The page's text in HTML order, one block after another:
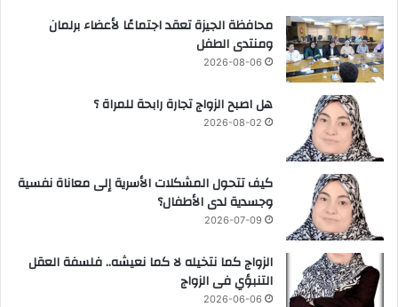
محافظة الجيزة تعقد اجتماعًا لأعضاء برلمان
ومنتدى الطفل
2026-08-06
هل اصبح الزواج تجارة رابحة للمراة ؟
2026-08-02
كيف تتحول المشكلات الأسرية إلى معاناة نفسية
وجسدية لدى الأطفال؟
2026-07-09
الزواج كما نتخيله لا كما نعيشه.. فلسفة العقل
التنبؤي فى الزواج
2026-06-06